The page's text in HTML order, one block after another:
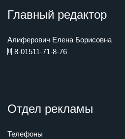
Главный редактор
Алиферович Елена Борисовна
8-01511-71-8-76
Отдел рекламы
Телефоны